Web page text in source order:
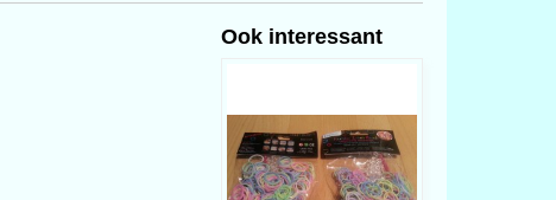
Ook interessant